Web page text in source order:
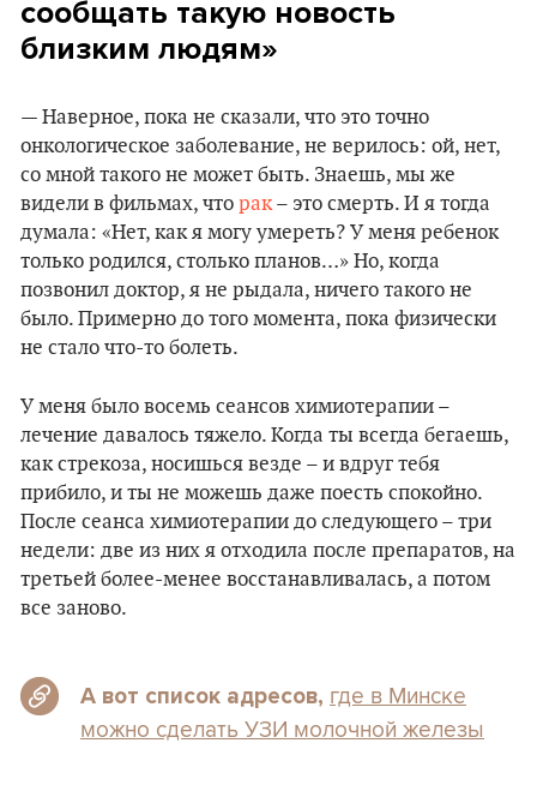
сообщать такую новость
близким людям»
— Наверное, пока не сказали, что это точно
онкологическое заболевание, не верилось: ой, нет,
со мной такого не может быть. Знаешь, мы же
видели в фильмах, что рак– это смерть. И я тогда
думала: «Нет, как я могу умереть? У меня ребенок
только родился, столько планов…» Но, когда
позвонил доктор, я не рыдала, ничего такого не
было. Примерно до того момента, пока физически
не стало что-то болеть.
У меня было восемь сеансов химиотерапии –
лечение давалось тяжело. Когда ты всегда бегаешь,
как стрекоза, носишься везде – и вдруг тебя
прибило, и ты не можешь даже поесть спокойно.
После сеанса химиотерапии до следующего – три
недели: две из них я отходила после препаратов, на
третьей более-менее восстанавливалась, а потом
все заново.
А вот список адресов, где в Минске
можно сделать УЗИ молочной железы